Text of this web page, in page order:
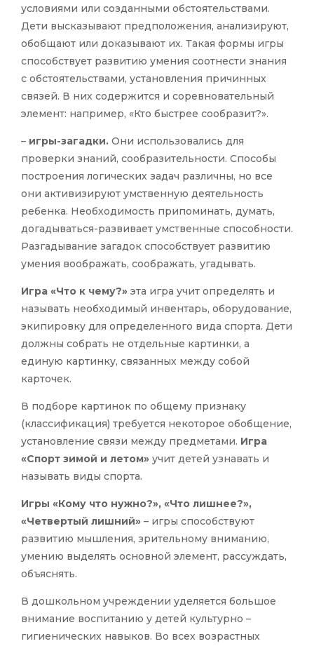
условиями или созданными обстоятельствами.
Дети высказывают предположения, анализируют,
обобщают или доказывают их. Такая формы игры
способствует развитию умения соотнести знания
с обстоятельствами, установления причинных
связей. В них содержится и соревновательный
элемент: например, «Кто быстрее сообразит?».
– игры-загадки. Они использовались для
проверки знаний, сообразительности. Способы
построения логических задач различны, но все
они активизируют умственную деятельность
ребенка. Необходимость припоминать, думать,
догадываться-развивает умственные способности.
Разгадывание загадок способствует развитию
умения воображать, соображать, угадывать.
Игра «Что к чему?» эта игра учит определять и
называть необходимый инвентарь, оборудование,
экипировку для определенного вида спорта. Дети
должны собрать не отдельные картинки, а
единую картинку, связанных между собой
карточек.
В подборе картинок по общему признаку
(классификация) требуется некоторое обобщение,
установление связи между предметами. Игра
«Спорт зимой и летом» учит детей узнавать и
называть виды спорта.
Игры «Кому что нужно?», «Что лишнее?»,
«Четвертый лишний» – игры способствуют
развитию мышления, зрительному вниманию,
умению выделять основной элемент, рассуждать,
объяснять.
В дошкольном учреждении уделяется большое
внимание воспитанию у детей культурно –
гигиенических навыков. Во всех возрастных